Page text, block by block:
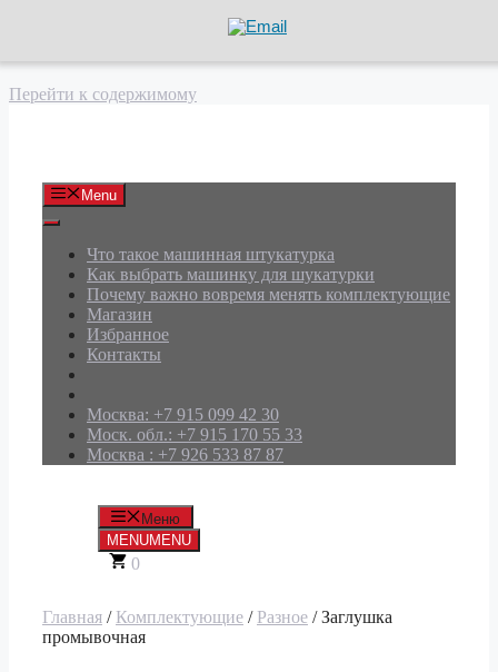
Перейти к содержимому
Menu
Что такое машинная штукатурка
Как выбрать машинку для шукатурки
Почему важно вовремя менять комплектующие
Магазин
Избранное
Контакты
Москва: +7 915 099 42 30
Моск. обл.: +7 915 170 55 33
Москва : +7 926 533 87 87
Меню
MENUMENU
0
Главная / Комплектующие / Разное / Заглушка
промывочная